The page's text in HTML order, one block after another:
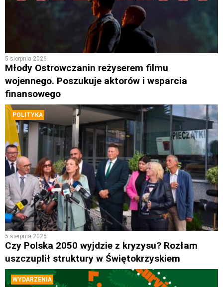
5 sierpnia 2026
Młody Ostrowczanin reżyserem filmu
wojennego. Poszukuje aktorów i wsparcia
finansowego
POLITYKA
5 sierpnia 2026
Czy Polska 2050 wyjdzie z kryzysu? Rozłam
uszczuplił struktury w Świętokrzyskiem
WYDARZENIA